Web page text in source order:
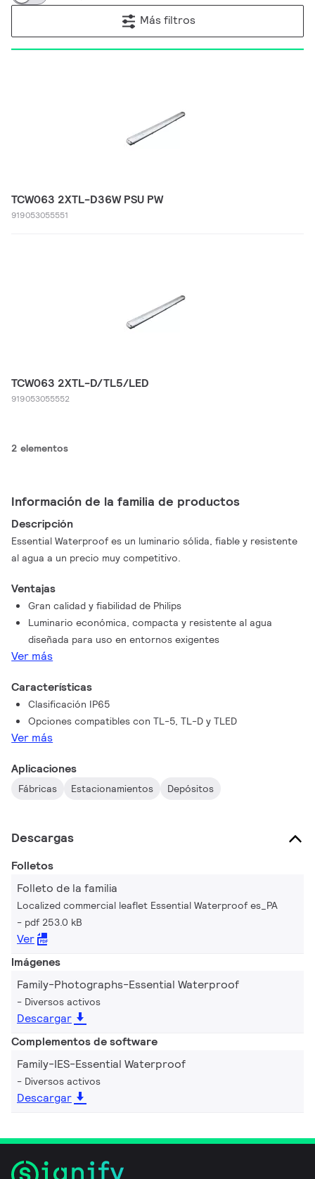
Más filtros
TCW063 2XTL-D36W PSU PW
919053055551
TCW063 2XTL-D/TL5/LED
919053055552
2 elementos
Información de la familia de productos
Descripción
Essential Waterproof es un luminario sólida, fiable y resistente
al agua a un precio muy competitivo.
Ventajas
Gran calidad y fiabilidad de Philips
Luminario económica, compacta y resistente al agua
diseñada para uso en entornos exigentes
Ver más
Características
Clasificación IP65
Opciones compatibles con TL-5, TL-D y TLED
Ver más
Aplicaciones
Fábricas Estacionamientos Depósitos
Descargas
Folletos
Folleto de la familia
Localized commercial leaflet Essential Waterproof es_PA
pdf 253.0 kB
Ver
Imágenes
Family-Photographs-Essential Waterproof
Diversos activos
Descargar
Complementos de software
Family-IES-Essential Waterproof
Diversos activos
Descargar